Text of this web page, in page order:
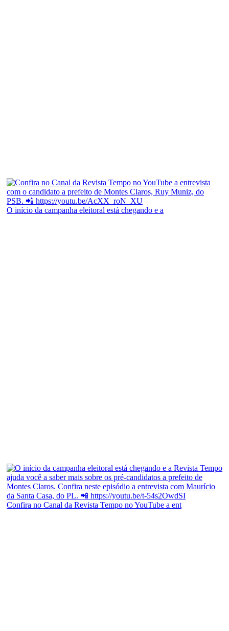
O início da campanha eleitoral está chegando e a
Confira no Canal da Revista Tempo no YouTube a ent